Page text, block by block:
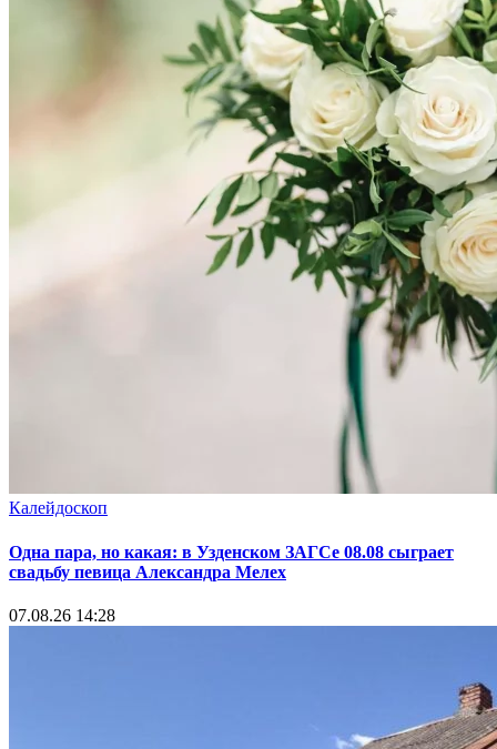
Калейдоскоп
Одна пара, но какая: в Узденском ЗАГСе 08.08 сыграет
свадьбу певица Александра Мелех
07.08.26 14:28